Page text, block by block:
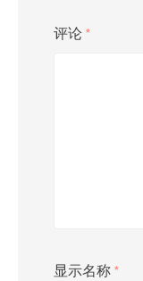
评论 *
显示名称 *